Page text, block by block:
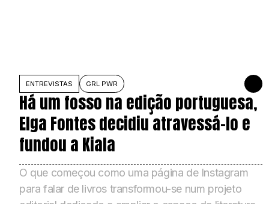
ENTREVISTAS GRL PWR 23 DE
Há um fosso na edição portuguesa,
Elga Fontes decidiu atravessá-lo e
fundou a Kiala
O que começou como uma página de Instagram
para falar de livros transformou-se num projeto